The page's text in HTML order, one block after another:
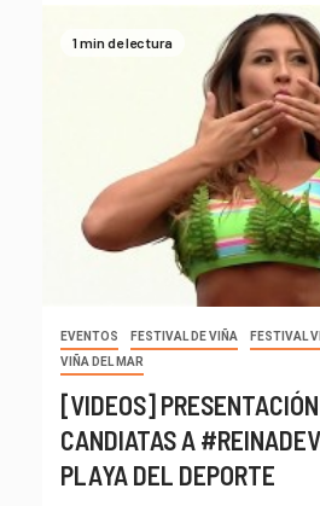
1 min de lectura
EVENTOS FESTIVAL DE VIÑA FESTIVAL
VIÑA DEL MAR
[VIDEOS]
CANDIATAS A
PLAYA DEL DEPORTE